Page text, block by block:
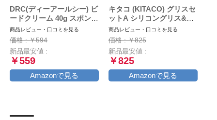
DRC(ディーアールシー) ビ
ードクリーム 40g スポンジ
付属
商品レビュー・口コミを見る
価格 : ￥594
新品最安値 :
￥559
Amazonで見る
キタコ (KITACO) グリスセ
ットA シリコングリス&ブ
レーキバッドグリス 各1本
AZ969-001
商品レビュー・口コミを見る
価格 : ￥825
新品最安値 :
￥825
Amazonで見る